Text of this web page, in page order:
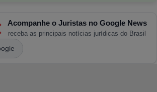
Acompanhe o Juristas no Google News
receba as principais notícias jurídicas do Brasil